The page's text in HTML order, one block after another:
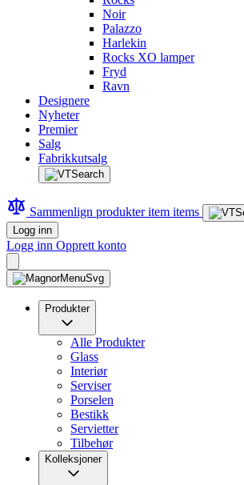
Noir
Palazzo
Harlekin
Rocks XO lamper
Fryd
Ravn
Designere
Nyheter
Premier
Salg
Fabrikkutsalg
Sammenlign produkteritem items
Logg inn
Logg inn Opprett konto
Produkter
Alle Produkter
Glass
Interiør
Serviser
Porselen
Bestikk
Servietter
Tilbehør
Kolleksjoner